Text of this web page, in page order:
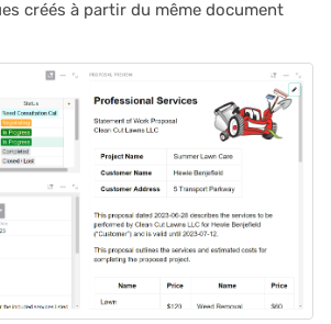
créés à partir du même document